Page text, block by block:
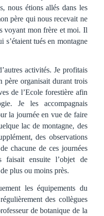
nous étions allés dans les
père qui nous recevait ne
voyant mon frère et moi. Il
s’étaient tués en montagne
activités. Je profitais
père organisait durant trois
de l’Ecole forestière afin
Je les accompagnais
la journée en vue de faire
lac de montagne, des
des observations
chacune de ces journées
faisait ensuite l’objet de
plus ou moins près.
les équipements du
des collègues
de botanique de la